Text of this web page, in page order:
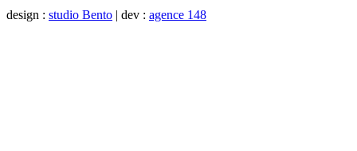
design : studio Bento | dev : agence 148